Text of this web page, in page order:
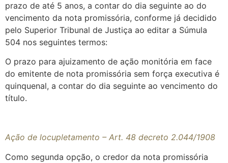
prazo de até 5 anos, a contar do dia seguinte ao do
vencimento da nota promissória, conforme já decidido
pelo Superior Tribunal de Justiça ao editar a Súmula
504 nos seguintes termos:
O prazo para ajuizamento de ação monitória em face
do emitente de nota promissória sem força executiva é
quinquenal, a contar do dia seguinte ao vencimento do
título.
Ação de locupletamento – Art. 48 decreto 2.044/1908
Como segunda opção, o credor da nota promissória